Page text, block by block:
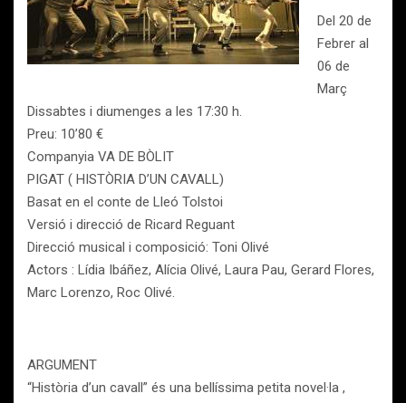
Del 20 de
Febrer al
06 de
Març
Dissabtes i diumenges a les 17:30 h.
Preu: 10’80 €
Companyia VA DE BÒLIT
PIGAT ( HISTÒRIA D’UN CAVALL)
Basat en el conte de Lleó Tolstoi
Versió i direcció de Ricard Reguant
Direcció musical i composició: Toni Olivé
Actors : Lídia Ibáñez, Alícia Olivé, Laura Pau, Gerard Flores,
Marc Lorenzo, Roc Olivé.
ARGUMENT
“Història d’un cavall” és una bellíssima petita novel·la ,